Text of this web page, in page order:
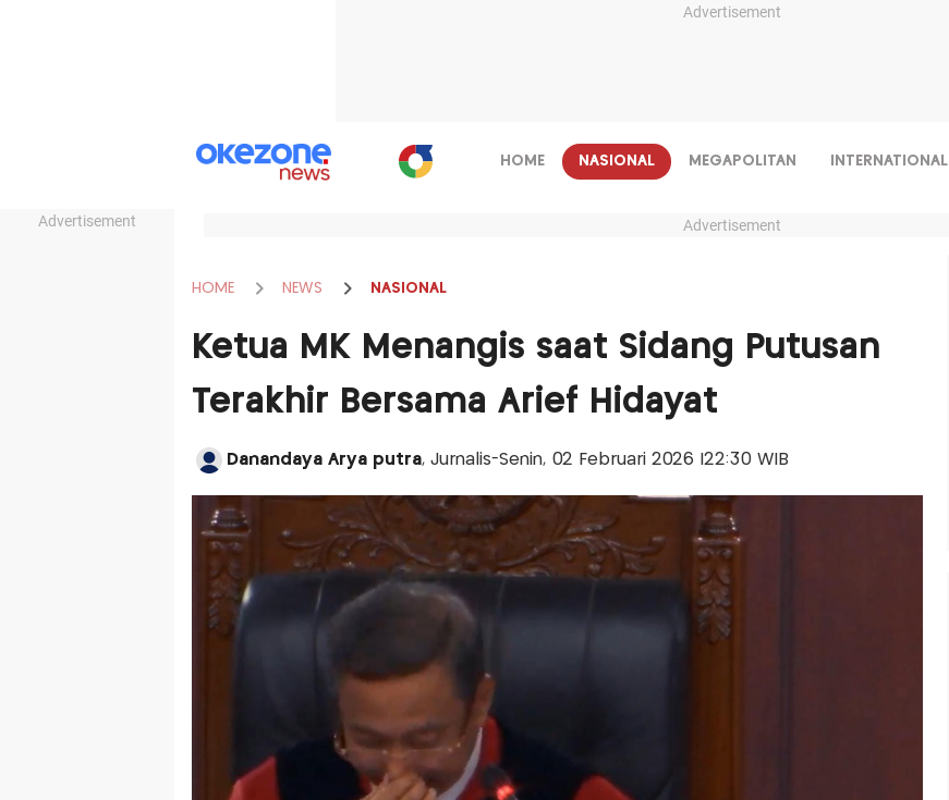
Advertisement
Advertisement
HOME NASIONAL MEGAPOLITAN INTERNATIONAL
Advertisement
HOME NEWS NASIONAL
Ketua MK Menangis saat Sidang Putusan
Terakhir Bersama Arief Hidayat
Danandaya Arya putra, Jurnalis-Senin, 02 Februari 2026 |22:30 WIB